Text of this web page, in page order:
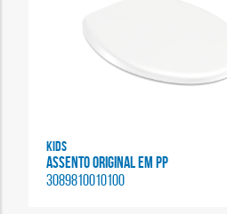
Kids
ASSENTO ORIGINAL EM PP
3089810010100